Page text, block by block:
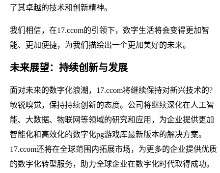
了其卓越的技术和创新精神。
我们相信，在17.ccom的引领下，数字生活将会变得更加智
能、更加便捷，为我们描绘出一个更加美好的未来。
未来展望：持续创新与发展
面对未来的数字化浪潮，17.ccom将继续保持对新兴技术的?
敏锐嗅觉，保持持续创新的态度。公司将继续深化在人工智
能、大数据、物联网等领域的研究和应用，为企业提供更加
智能化和高效化的数字化pg游戏库最新版本的解决方案。
17.ccom还将在全球范围内拓展市场，为更多的企业提供优质
的数字化转型服务，助力全球企业在数字化时代取得成功。